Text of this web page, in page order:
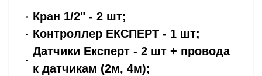
Кран 1/2" - 2 шт;
Контроллер ЕКСПЕРТ - 1 шт;
Датчики Експерт - 2 шт + провода
к датчикам (2м, 4м);